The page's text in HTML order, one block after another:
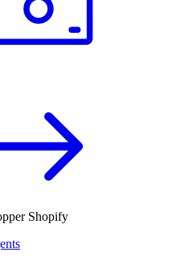
Shopify